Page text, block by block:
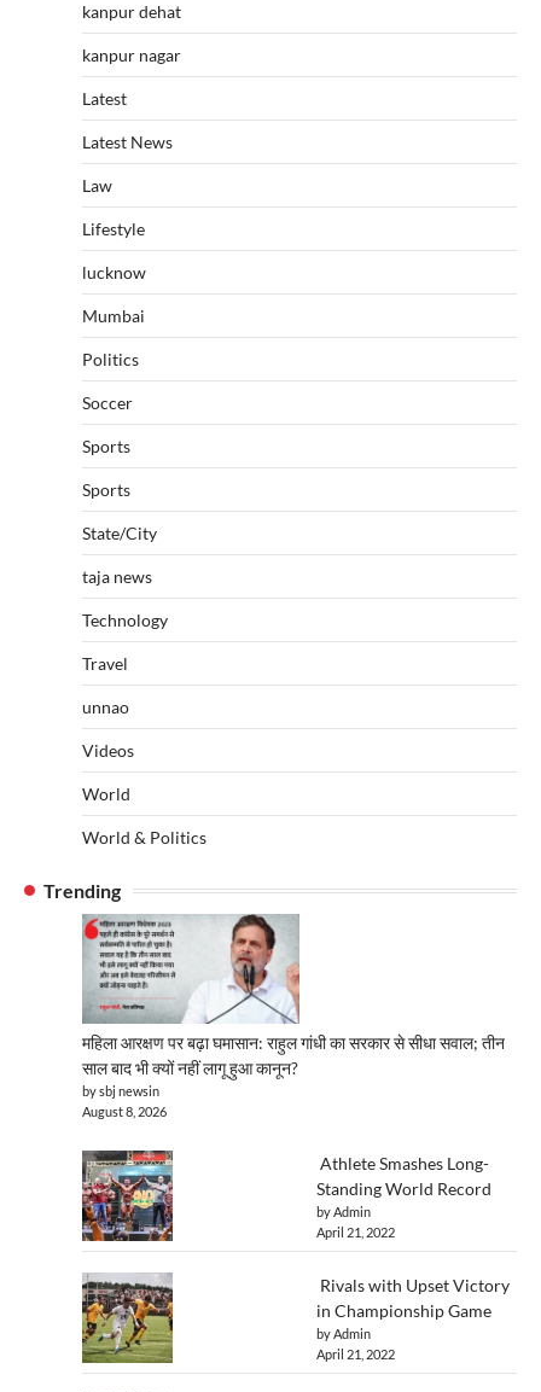
kanpur dehat
kanpur nagar
Latest
Latest News
Law
Lifestyle
lucknow
Mumbai
Politics
Soccer
Sports
Sports
State/City
taja news
Technology
Travel
unnao
Videos
World
World & Politics
Trending
महिला आरक्षण पर बढ़ा घमासान: राहुल गांधी का सरकार से सीधा सवाल; तीन
साल बाद भी क्यों नहीं लागू हुआ कानून?
by sbj newsin
August 8, 2026
Athlete Smashes Long-
Standing World Record
by Admin
April 21, 2022
Rivals with Upset Victory
in Championship Game
by Admin
April 21, 2022